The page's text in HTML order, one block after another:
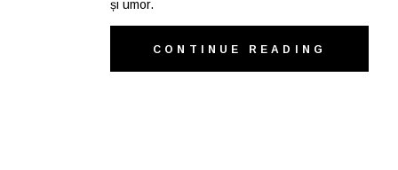
și umor.
CONTINUE READING